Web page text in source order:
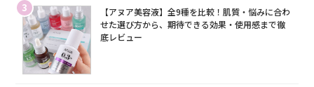
3
【アヌア美容液】全9種を比較！肌質・悩みに合わ
せた選び方から、期待できる効果・使用感まで徹
底レビュー